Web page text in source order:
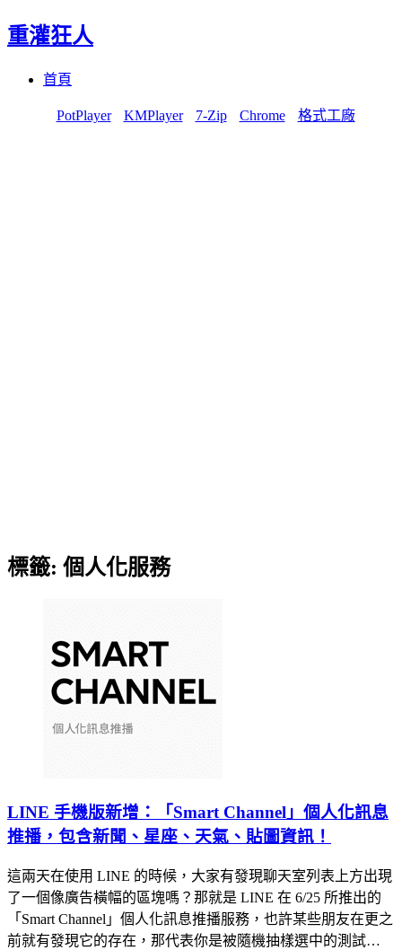
重灌狂人
首頁
PotPlayer KMPlayer 7-Zip Chrome 格式工廠
標籤: 個人化服務
LINE 手機版新增：「Smart Channel」個人化訊息
推播，包含新聞、星座、天氣、貼圖資訊！
這兩天在使用 LINE 的時候，大家有發現聊天室列表上方出現
了一個像廣告橫幅的區塊嗎？那就是 LINE 在 6/25 所推出的
「Smart Channel」個人化訊息推播服務，也許某些朋友在更之
前就有發現它的存在，那代表你是被隨機抽樣選中的測試…